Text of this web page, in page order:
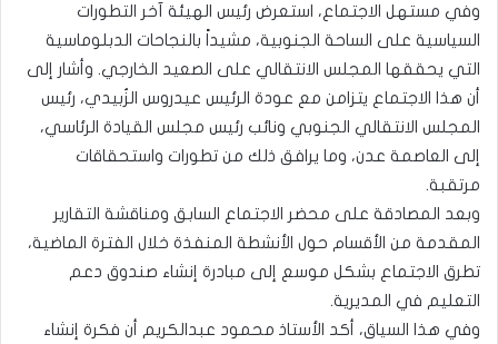
وفي مستهل الاجتماع، استعرض رئيس الهيئة آخر التطورات
السياسية على الساحة الجنوبية، مشيداً بالنجاحات الدبلوماسية
التي يحققها المجلس الانتقالي على الصعيد الخارجي. وأشار إلى
أن هذا الاجتماع يتزامن مع عودة الرئيس عيدروس الزُبيدي، رئيس
المجلس الانتقالي الجنوبي ونائب رئيس مجلس القيادة الرئاسي،
إلى العاصمة عدن، وما يرافق ذلك من تطورات واستحقاقات
مرتقبة.
وبعد المصادقة على محضر الاجتماع السابق ومناقشة التقارير
المقدمة من الأقسام حول الأنشطة المنفذة خلال الفترة الماضية،
تطرق الاجتماع بشكل موسع إلى مبادرة إنشاء صندوق دعم
التعليم في المديرية.
وفي هذا السياق، أكد الأستاذ محمود عبدالكريم أن فكرة إنشاء